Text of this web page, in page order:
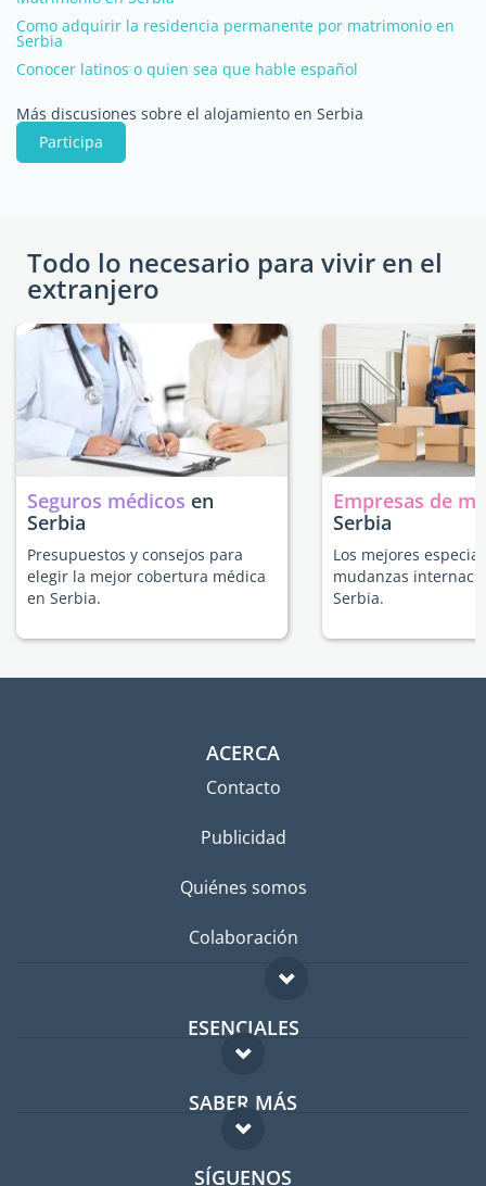
Como adquirir la residencia permanente por matrimonio en
Serbia
Conocer latinos o quien sea que hable español
Más discusiones sobre el alojamiento en Serbia
Participa
Todo lo necesario para vivir en el
extranjero
Seguros médicos en
Serbia
Presupuestos y consejos para
elegir la mejor cobertura médica
en Serbia.
Empresas de
Serbia
Los mejores
mudanzas
Serbia.
ACERCA
Contacto
Publicidad
Quiénes somos
Colaboración
ESENCIALES
Foro para expatriados
Guía para expatriados
Trabajos en el extranjero
SABER MÁS
FAQ
SÍGUENOS